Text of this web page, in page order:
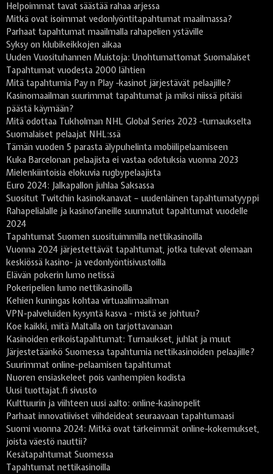
Helpoimmat tavat säästää rahaa arjessa
Mitkä ovat isoimmat vedonlyöntitapahtumat maailmassa?
Parhaat tapahtumat maailmalla rahapelien ystäville
Syksy on klubikeikkojen aikaa
Uuden Vuosituhannen Muistoja: Unohtumattomat Suomalaiset
Tapahtumat vuodesta 2000 lähtien
Mitä tapahtumia Pay n Play -kasinot järjestävät pelaajille?
Kasinomaailman suurimmat tapahtumat ja miksi niissä pitäisi
päästä käymään?
Mitä odottaa Tukholman NHL Global Series 2023 -turnaukselta
Suomalaiset pelaajat NHL:ssä
Tämän vuoden 5 parasta älypuhelinta mobiilipelaamiseen
Kuka Barcelonan pelaajista ei vastaa odotuksia vuonna 2023
Mielenkiintoisia elokuvia rugbypelaajista
Euro 2024: Jalkapallon juhlaa Saksassa
Suositut Twitchin kasinokanavat – uudenlainen tapahtumatyyppi
Rahapelialalle ja kasinofaneille suunnatut tapahtumat vuodelle
2024
Tapahtumat Suomen suosituimmilla nettikasinoilla
Vuonna 2024 järjestettävät tapahtumat, jotka tulevat olemaan
keskiössä kasino- ja vedonlyöntisivustoilla
Elävän pokerin lumo netissä
Pokeripelien lumo nettikasinoilla
Kehien kuningas kohtaa virtuaalimaailman
VPN-palveluiden kysyntä kasva - mistä se johtuu?
Koe kaikki, mitä Maltalla on tarjottavanaan
Kasinoiden erikoistapahtumat: Turnaukset, juhlat ja muut
Järjestetäänkö Suomessa tapahtumia nettikasinoiden pelaajille?
Suurimmat online-pelaamisen tapahtumat
Nuoren ensiaskeleet pois vanhempien kodista
Uusi tuottajat.fi sivusto
Kulttuurin ja viihteen uusi aalto: online-kasinopelit
Parhaat innovatiiviset viihdeideat seuraavaan tapahtumaasi
Suomi vuonna 2024: Mitkä ovat tärkeimmät online-kokemukset,
joista väestö nauttii?
Kesätapahtumat Suomessa
Tapahtumat nettikasinoilla